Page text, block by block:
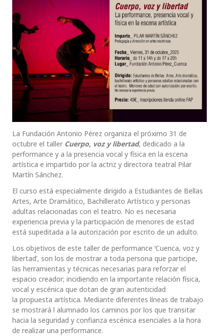
La Fundación Antonio Pérez organiza el próximo 31 de
octubre el taller Cuerpo, voz y libertad, dedicado a la
performance y a la presencia vocal y física en la escena
artística e impartido por la actriz y directora teatral Pilar
Martín Sánchez.
El curso está especialmente dirigido a Estudiantes de Bellas
Artes, Arte Dramático, Bachillerato Artístico y personas
adultas relacionadas con el teatro. No es necesaria
experiencia previa y la participación de menores de estad
está supeditada a la autorización por escrito de un adulto.
Los objetivos de este taller de performance ‘Cuenca, voz y
libertad’, son los de mostrar a toda persona que participe,
las herramientas y técnicas necesarias para reforzar el
espacio creador; incidiendo en la importante relación física,
vocal y escénica que dotan de gran autenticidad
la propuesta artística. Mediante diferentes líneas de trabajo
se mostrará l alumnado los caminos por los que transitar
hacia la seguridad y confianza escénica esenciales a la hora
de realizar una performance.